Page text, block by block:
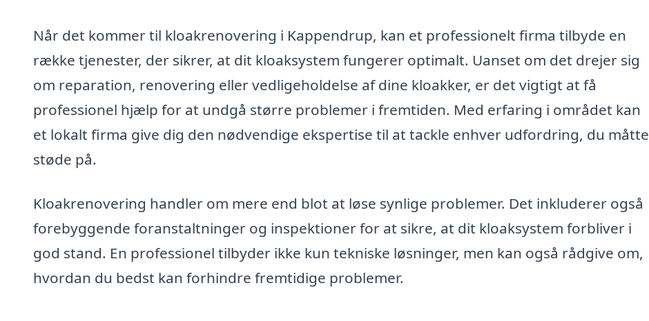
Når det kommer til kloakrenovering i Kappendrup, kan et professionelt firma tilbyde en
række tjenester, der sikrer, at dit kloaksystem fungerer optimalt. Uanset om det drejer sig
om reparation, renovering eller vedligeholdelse af dine kloakker, er det vigtigt at få
professionel hjælp for at undgå større problemer i fremtiden. Med erfaring i området kan
et lokalt firma give dig den nødvendige ekspertise til at tackle enhver udfordring, du måtte
støde på.
Kloakrenovering handler om mere end blot at løse synlige problemer. Det inkluderer også
forebyggende foranstaltninger og inspektioner for at sikre, at dit kloaksystem forbliver i
god stand. En professionel tilbyder ikke kun tekniske løsninger, men kan også rådgive om,
hvordan du bedst kan forhindre fremtidige problemer.